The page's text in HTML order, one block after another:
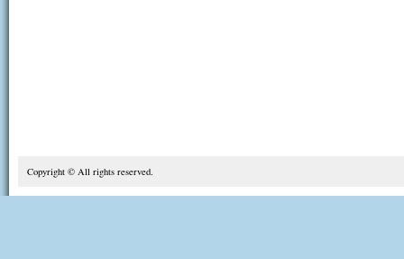
Copyright © All rights reserved.